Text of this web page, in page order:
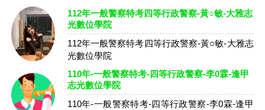
112年一般警察特考四等行政警察-黃○敏-大雅志
光數位學院
112年一般警察特考四等行政警察-黃○敏-大雅志
光數位學院
110年-一般警察特考-四等行政警察-李0霖-逢甲
志光數位學院
110年-一般警察特考-四等行政警察-李0霖-逢甲